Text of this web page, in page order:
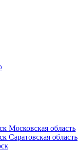
Московская область
Саратовская область